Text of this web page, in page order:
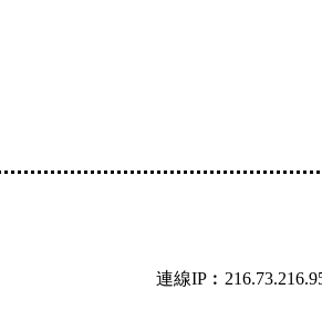
連線